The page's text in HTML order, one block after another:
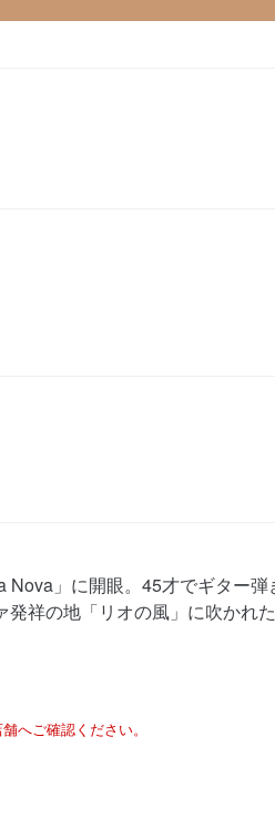
Nova」に開眼。45才でギター弾
祥の地「リオの風」に吹かれ
へご確認ください。